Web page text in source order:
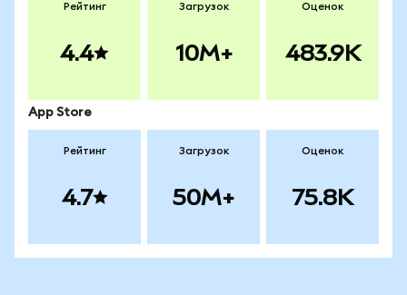
Рейтинг
4.4
Загрузок
10M+
Оценок
483.9K
App Store
Рейтинг
4.7
Загрузок
50M+
Оценок
75.8K